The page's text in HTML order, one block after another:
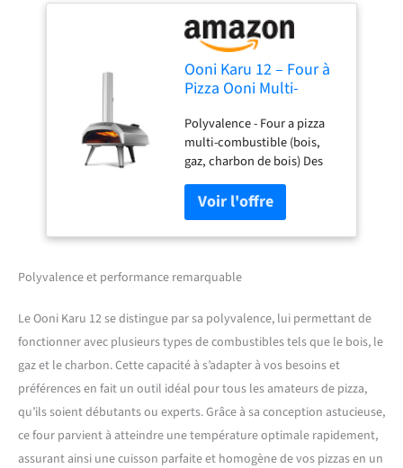
Ooni Karu 12 – Four à
Pizza Ooni Multi-
Bois/Charbon avec
Option Gaz – Four a
Pizza Gaz – Cuisson
sur Pierre en 60
Secondes –
Authentique Pizza
Polyvalence - Four a pizza
multi-combustible (bois,
gaz, charbon de bois) Des
pizzas rapidement -
Atteignant 500 °C en 20
minutes, le four Karu 12
permet de préparer faire
de 30 centimètres aux bases
secondes chrono. Mix &
match - Pour une saveur
incomparable, cuisinez avec
du bois ou du charbon de
bois dès sa sortie de boîte
ou optez pour la commodité
du gaz en utilisant le brûleur
à gaz Ooni Karu 12. Brûleur à
gaz Ooni Karu 12 vendu
Polyvalence et performance remarquable
Le Ooni Karu 12 se distingue par sa polyvalence, lui permettant de
fonctionner avec plusieurs types de combustibles tels que le bois, le
gaz et le charbon. Cette capacité à s’adapter à vos besoins et
préférences en fait un outil idéal pour tous les amateurs de pizza,
qu’ils soient débutants ou experts. Grâce à sa conception astucieuse,
ce four parvient à atteindre une température optimale rapidement,
assurant ainsi une cuisson parfaite et homogène de vos pizzas en un